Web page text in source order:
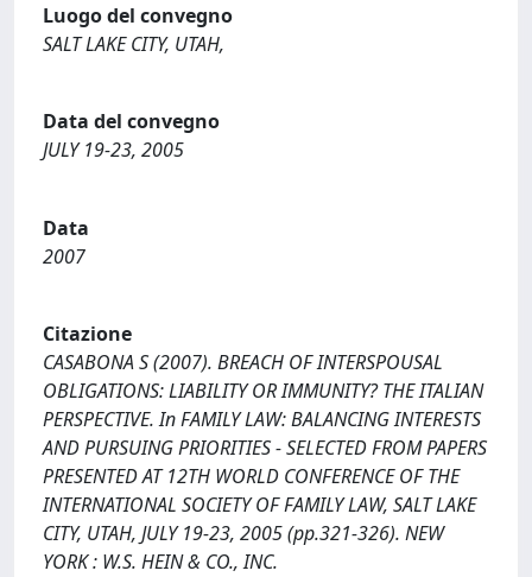
Luogo del convegno
SALT LAKE CITY, UTAH,
Data del convegno
JULY 19-23, 2005
Data
2007
Citazione
CASABONA S (2007). BREACH OF INTERSPOUSAL
OBLIGATIONS: LIABILITY OR IMMUNITY? THE ITALIAN
PERSPECTIVE. In FAMILY LAW: BALANCING INTERESTS
AND PURSUING PRIORITIES - SELECTED FROM PAPERS
PRESENTED AT 12TH WORLD CONFERENCE OF THE
INTERNATIONAL SOCIETY OF FAMILY LAW, SALT LAKE
CITY, UTAH, JULY 19-23, 2005 (pp.321-326). NEW
YORK : W.S. HEIN & CO., INC.